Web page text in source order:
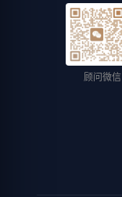
顾问微信